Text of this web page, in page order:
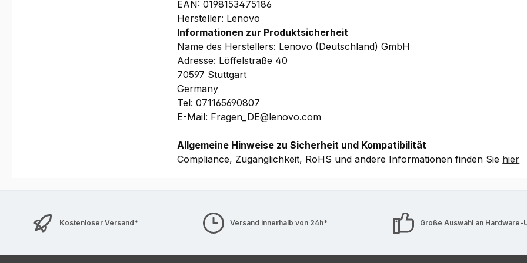
Vor und im Rahmen Ihrer Kaufentscheidung haben Sie
welche Grafikleistung Sie mindestens für die von Ihnen
Anwendung[en]/Applikation[en] benötigen, um die jeweils optimale
EAN: 0198153475186
Hersteller: Lenovo
Informationen zur Produktsicherheit
Name des Herstellers: Lenovo (Deutschland) GmbH
Adresse: Löffelstraße 40
70597 Stuttgart
Germany
Tel: 071165690807
E-Mail: Fragen_DE@lenovo.com
Allgemeine Hinweise zu Sicherheit und Kompatibilität
Compliance, Zugänglichkeit, RoHS und andere Informationen finden Sie hier
Kostenloser Versand* Versand innerhalb von 24h* Große Auswahl an Hardware-